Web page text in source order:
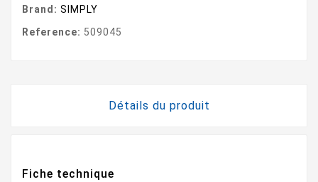
Brand: SIMPLY
Reference: 509045
Détails du produit
Fiche technique